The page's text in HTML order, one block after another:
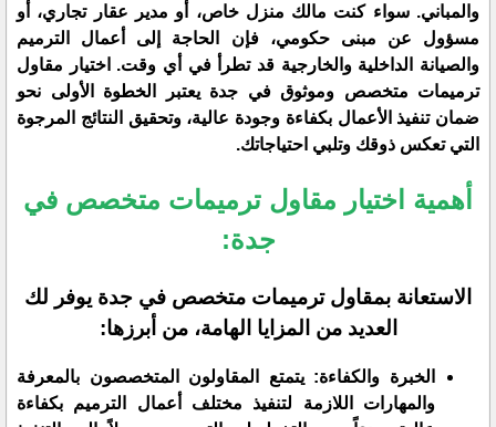
والمباني. سواء كنت مالك منزل خاص، أو مدير عقار تجاري، أو
مسؤول عن مبنى حكومي، فإن الحاجة إلى أعمال الترميم
والصيانة الداخلية والخارجية قد تطرأ في أي وقت. اختيار مقاول
ترميمات متخصص وموثوق في جدة يعتبر الخطوة الأولى نحو
ضمان تنفيذ الأعمال بكفاءة وجودة عالية، وتحقيق النتائج المرجوة
التي تعكس ذوقك وتلبي احتياجاتك.
أهمية اختيار مقاول ترميمات متخصص في
جدة:
الاستعانة بمقاول ترميمات متخصص في جدة يوفر لك
العديد من المزايا الهامة، من أبرزها:
الخبرة والكفاءة: يتمتع المقاولون المتخصصون بالمعرفة
والمهارات اللازمة لتنفيذ مختلف أعمال الترميم بكفاءة